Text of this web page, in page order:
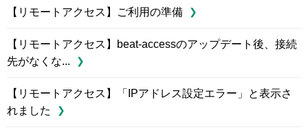
【リモートアクセス】ご利用の準備
【リモートアクセス】beat-accessのアップデート後、接続
先がなくな...
【リモートアクセス】「IPアドレス設定エラー」と表示さ
れました